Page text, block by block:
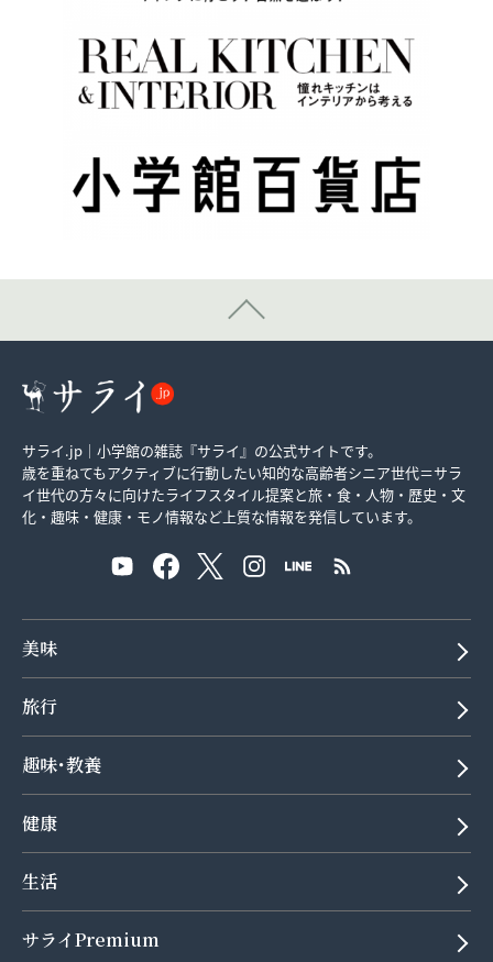
サライ.jp｜小学館の雑誌『サライ』の公式サイトです。
歳を重ねてもアクティブに行動したい知的な高齢者シニア世代＝サラ
イ世代の方々に向けたライフスタイル提案と旅・食・人物・歴史・文
化・趣味・健康・モノ情報など上質な情報を発信しています。
美味
旅行
趣味･教養
健康
生活
サライPremium